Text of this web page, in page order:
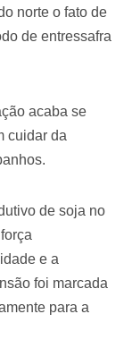
norte o fato de
de entressafra
acaba se
cuidar da
de soja no
e a
foi marcada
para a